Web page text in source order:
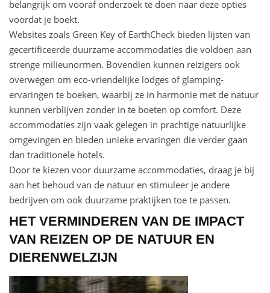
belangrijk om vooraf onderzoek te doen naar deze opties
voordat je boekt.
Websites zoals Green Key of EarthCheck bieden lijsten van
gecertificeerde duurzame accommodaties die voldoen aan
strenge milieunormen. Bovendien kunnen reizigers ook
overwegen om eco-vriendelijke lodges of glamping-
ervaringen te boeken, waarbij ze in harmonie met de natuur
kunnen verblijven zonder in te boeten op comfort. Deze
accommodaties zijn vaak gelegen in prachtige natuurlijke
omgevingen en bieden unieke ervaringen die verder gaan
dan traditionele hotels.
Door te kiezen voor duurzame accommodaties, draag je bij
aan het behoud van de natuur en stimuleer je andere
bedrijven om ook duurzame praktijken toe te passen.
HET VERMINDEREN VAN DE IMPACT
VAN REIZEN OP DE NATUUR EN
DIERENWELZIJN